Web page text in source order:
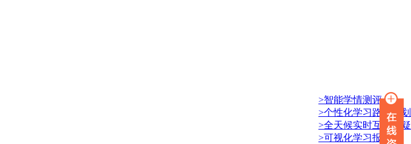
>智能学情测评
>个性化学习路径规划
>全天候实时互动答疑
>可视化学习报告